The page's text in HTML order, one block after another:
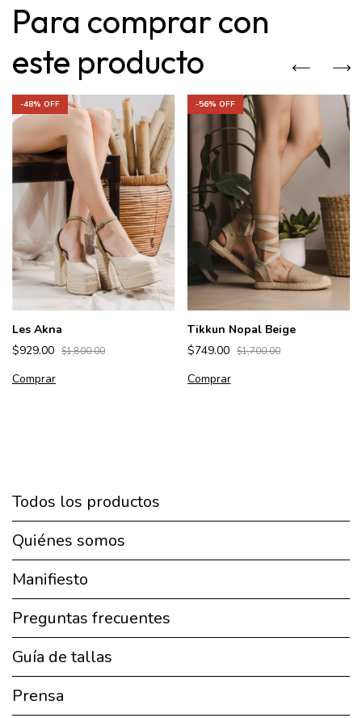
Para comprar con
este producto
-48% OFF
Les Akna
$929.00 $1,800.00
Comprar
-56% OFF
Tikkun Nopal Beige
$749.00 $1,700.00
Comprar
Todos los productos
Quiénes somos
Manifiesto
Preguntas frecuentes
Guía de tallas
Prensa